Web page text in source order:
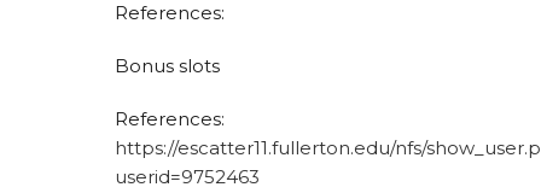
References:
Bonus slots
References:
https://escatter11.fullerton.edu/nfs/
userid=9752463